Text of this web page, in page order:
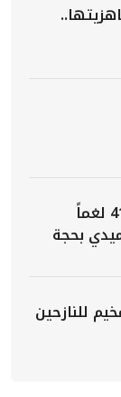
مشروع "مسام" يتلف 4141 لغماً
بحجة
للنازحين